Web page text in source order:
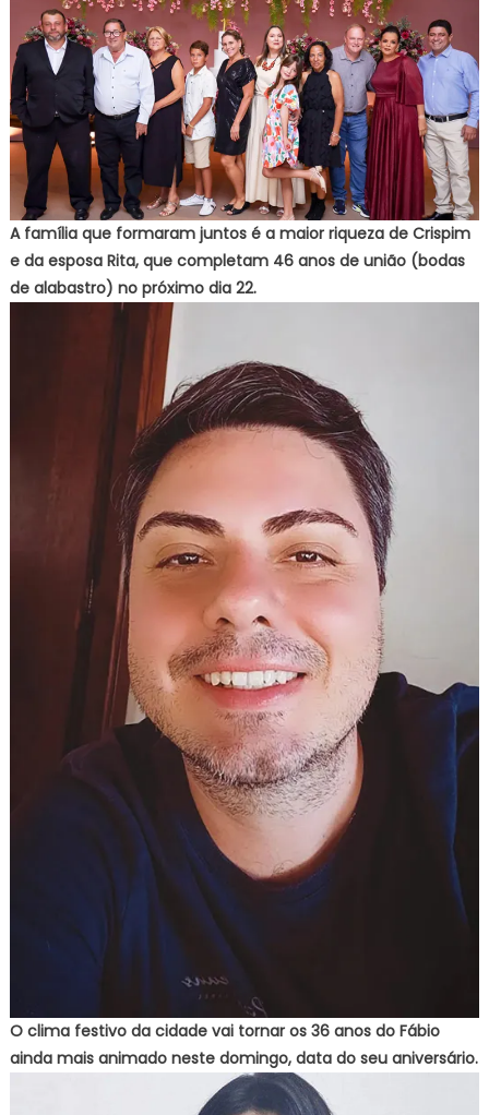
A família que formaram juntos é a maior riqueza de Crispim
e da esposa Rita, que completam 46 anos de união (bodas
de alabastro) no próximo dia 22.
O clima festivo da cidade vai tornar os 36 anos do Fábio
ainda mais animado neste domingo, data do seu aniversário.